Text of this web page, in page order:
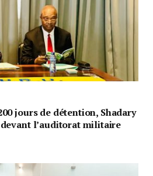
jours de détention, Shadary
l’auditorat militaire